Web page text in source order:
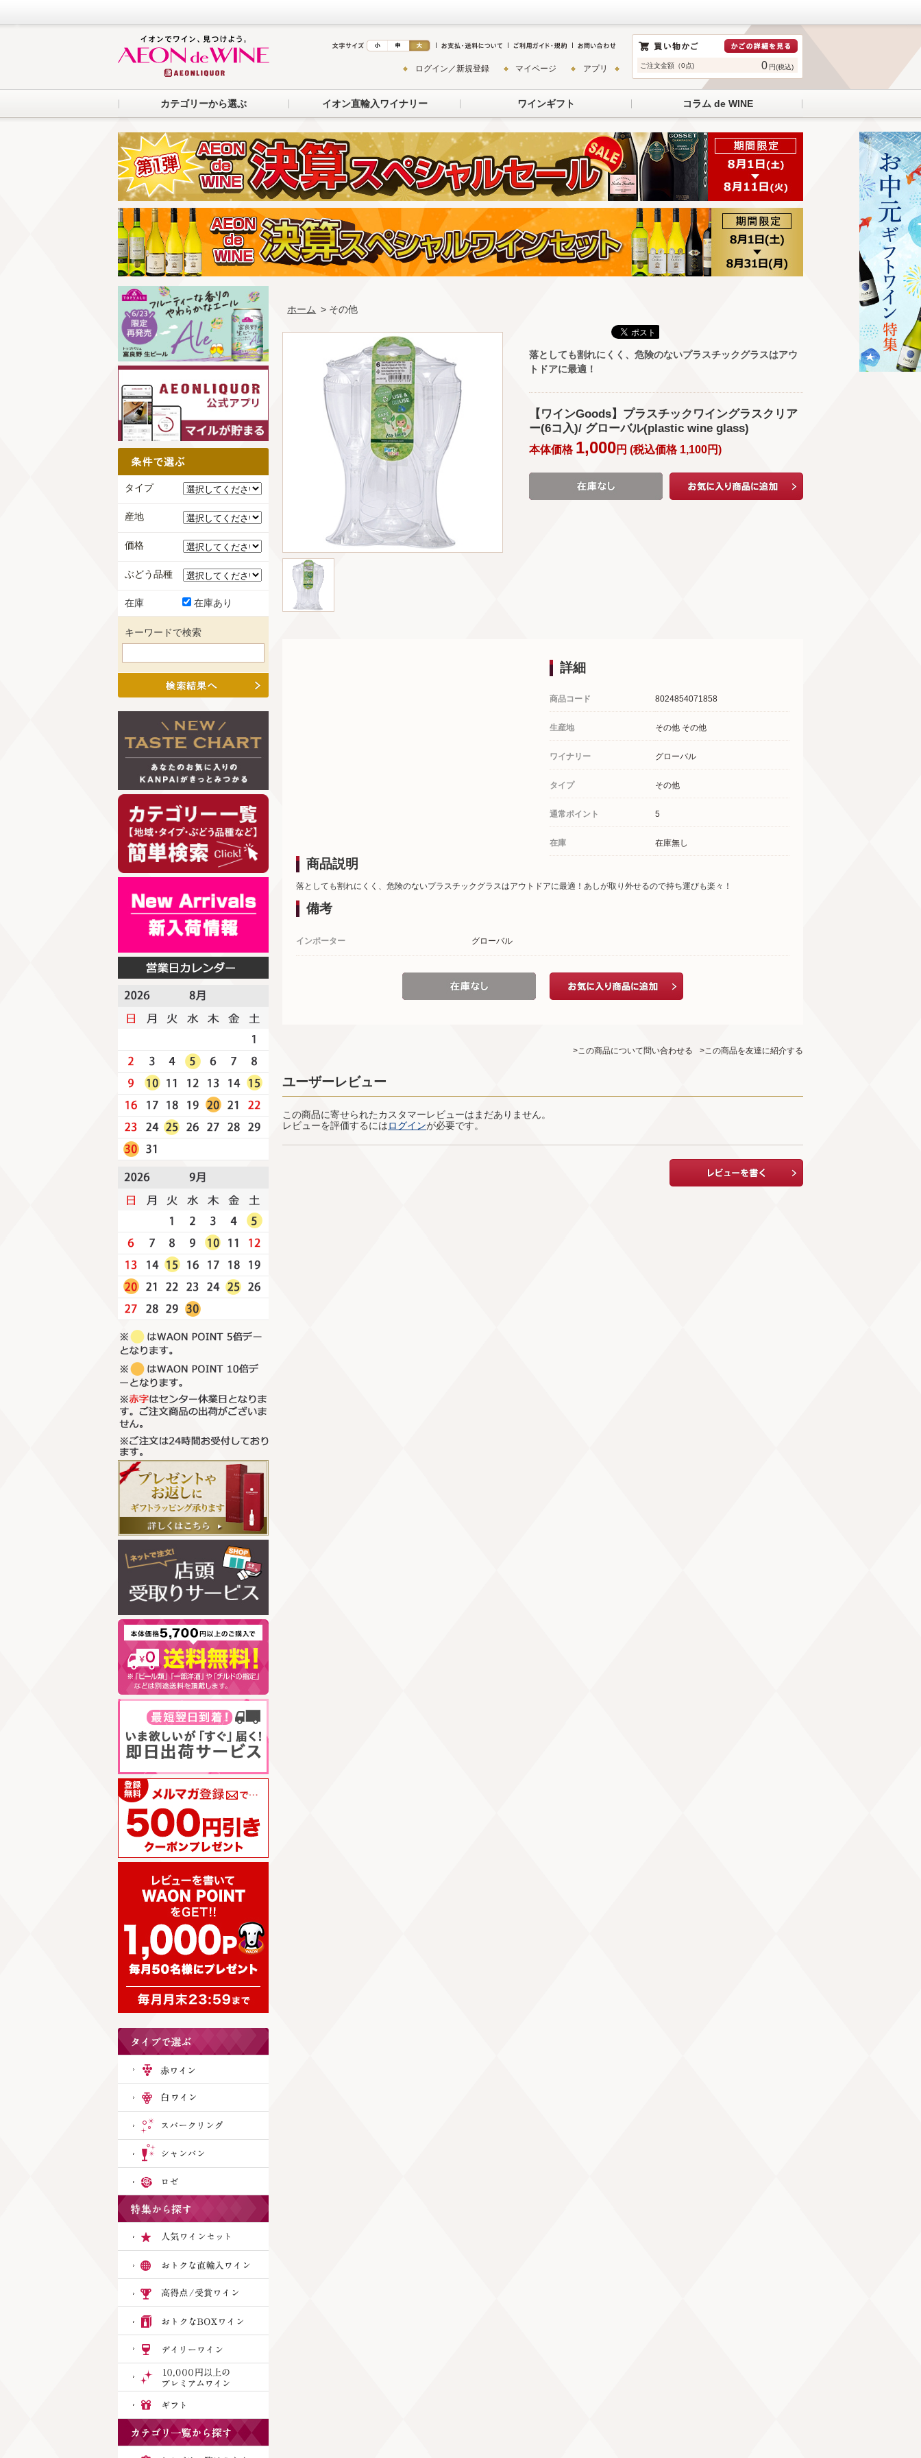
ご注文金額（0点) 0 円(税込)
ログイン／新規登録 マイページ アプリ
カテゴリーから選ぶ イオン直輸入ワイナリー ワインギフト コラム de WINE
ホーム > その他
落としても割れにくく、危険のないプラスチックグラスはアウ
トドアに最適！
【ワインGoods】プラスチックワイングラスクリア
ー(6コ入)/ グローバル(plastic wine glass)
本体価格 1,000円 (税込価格 1,100円)
詳細
商品コード 8024854071858
生産地 その他 その他
ワイナリー グローバル
タイプ その他
通常ポイント 5
在庫 在庫無し
商品説明
落としても割れにくく、危険のないプラスチックグラスはアウトドアに最適！あしが取り外せるので持ち運びも楽々！
備考
インポーター グローバル
>この商品について問い合わせる >この商品を友達に紹介する
ユーザーレビュー
この商品に寄せられたカスタマーレビューはまだありません。
レビューを評価するにはログインが必要です。
タイプ
産地
価格
ぶどう品種
在庫 在庫あり
キーワードで検索